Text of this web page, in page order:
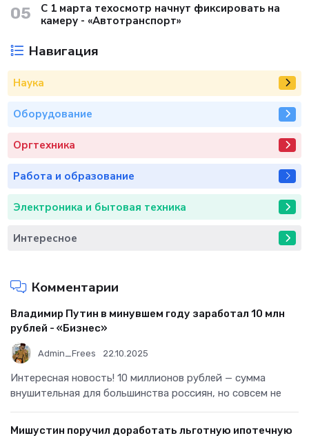
05
С 1 марта техосмотр начнут фиксировать на
камеру - «Автотранспорт»
Навигация
Наука
Оборудование
Оргтехника
Работа и образование
Электроника и бытовая техника
Интересное
Комментарии
Владимир Путин в минувшем году заработал 10 млн
рублей - «Бизнес»
Admin_Frees 22.10.2025
Интересная новость! 10 миллионов рублей — сумма
внушительная для большинства россиян, но совсем не
Мишустин поручил доработать льготную ипотечную